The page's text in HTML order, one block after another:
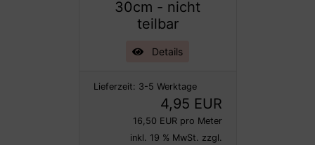
30cm - nicht
teilbar
Details
Lieferzeit: 3-5 Werktage
4,95 EUR
16,50 EUR pro Meter
inkl. 19 % MwSt. zzgl.